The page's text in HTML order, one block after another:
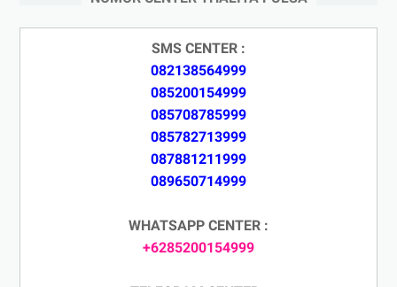
SMS CENTER :
082138564999
085200154999
085708785999
085782713999
087881211999
089650714999
WHATSAPP CENTER :
+6285200154999